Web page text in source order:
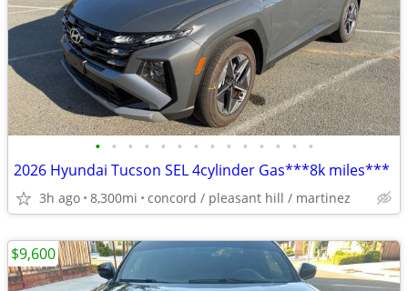
• • • • • • • • • • • • • •
2026 Hyundai Tucson SEL 4cylinder Gas***8k miles***
3h ago 8,300mi concord / pleasant hill / martinez
$9,600